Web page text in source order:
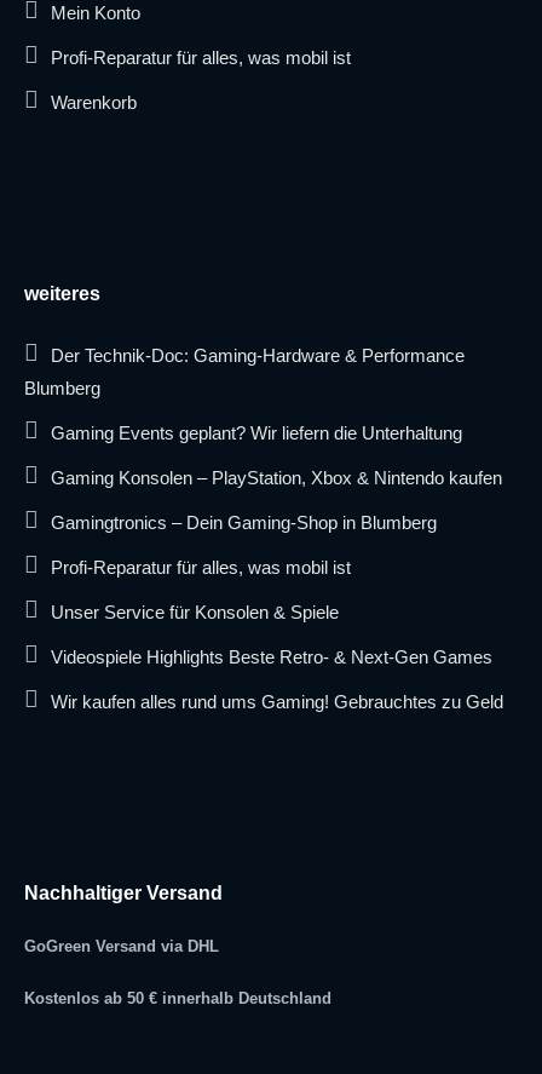
Mein Konto
Profi-Reparatur für alles, was mobil ist
Warenkorb
weiteres
Der Technik-Doc: Gaming-Hardware & Performance
Blumberg
Gaming Events geplant? Wir liefern die Unterhaltung
Gaming Konsolen – PlayStation, Xbox & Nintendo kaufen
Gamingtronics – Dein Gaming-Shop in Blumberg
Profi-Reparatur für alles, was mobil ist
Unser Service für Konsolen & Spiele
Videospiele Highlights Beste Retro- & Next-Gen Games
Wir kaufen alles rund ums Gaming! Gebrauchtes zu Geld
Nachhaltiger Versand
GoGreen Versand via DHL
Kostenlos ab 50 € innerhalb Deutschland